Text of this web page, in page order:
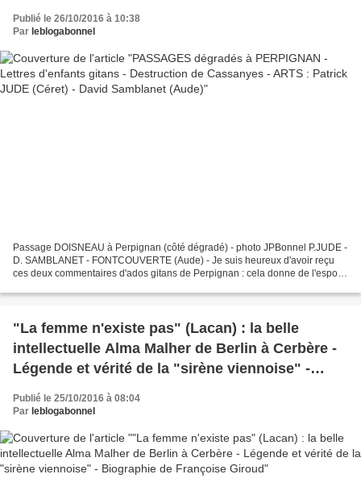
(Aude)
Publié le 26/10/2016 à 10:38
Par leblogabonnel
Passage DOISNEAU à Perpignan (côté dégradé) - photo JPBonnel P.JUDE -
D. SAMBLANET - FONTCOUVERTE (Aude) - Je suis heureux d'avoir reçu
ces deux commentaires d'ados gitans de Perpignan : cela donne de l'espoir.
"La femme n'existe pas" (Lacan) : la belle
intellectuelle Alma Malher de Berlin à Cerbère -
Légende et vérité de la "sirène viennoise" -
Publié le 25/10/2016 à 08:04
Par leblogabonnel